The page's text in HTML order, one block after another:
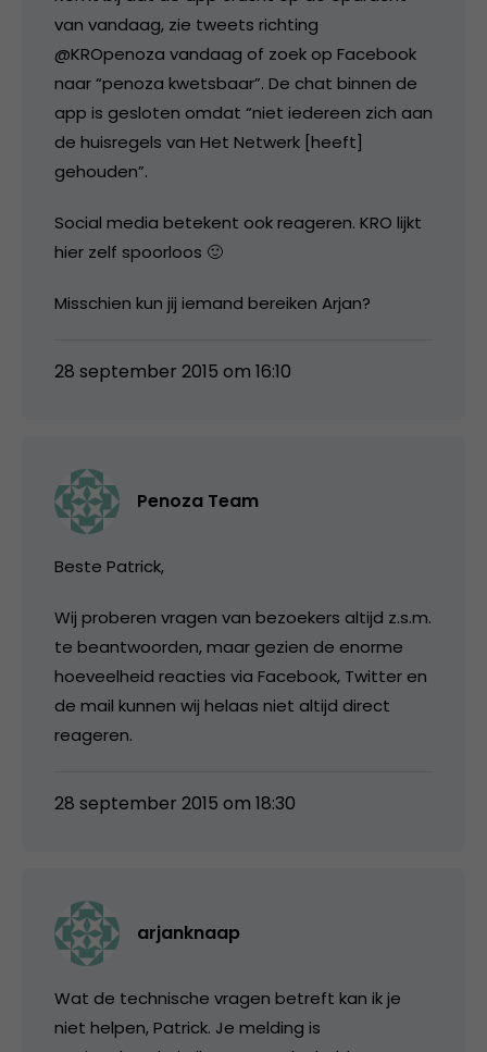
van vandaag, zie tweets richting
@KROpenoza vandaag of zoek op Facebook
naar “penoza kwetsbaar”. De chat binnen de
app is gesloten omdat “niet iedereen zich aan
de huisregels van Het Netwerk [heeft]
gehouden”.
Social media betekent ook reageren. KRO lijkt
hier zelf spoorloos 🙂
Misschien kun jij iemand bereiken Arjan?
28 september 2015 om 16:10
Penoza Team
Beste Patrick,
Wij proberen vragen van bezoekers altijd z.s.m.
te beantwoorden, maar gezien de enorme
hoeveelheid reacties via Facebook, Twitter en
de mail kunnen wij helaas niet altijd direct
reageren.
28 september 2015 om 18:30
arjanknaap
Wat de technische vragen betreft kan ik je
niet helpen, Patrick. Je melding is